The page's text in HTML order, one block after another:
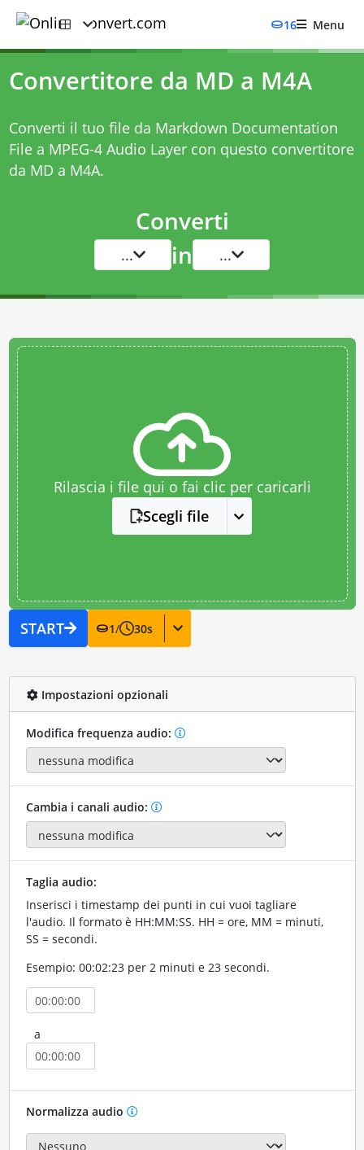
16 Menu
Convertitore da MD a M4A
Converti il tuo file da Markdown Documentation
File a MPEG-4 Audio Layer con questo convertitore
da MD a M4A.
Converti
... in ...
Rilascia i file qui o fai clic per caricarli
Scegli file
START 1/ 30s
Impostazioni opzionali
Modifica frequenza audio:
Cambia i canali audio:
Taglia audio:
Inserisci i timestamp dei punti in cui vuoi tagliare
l'audio. Il formato è HH:MM:SS. HH = ore, MM = minuti,
SS = secondi.
Esempio: 00:02:23 per 2 minuti e 23 secondi.
a
Normalizza audio